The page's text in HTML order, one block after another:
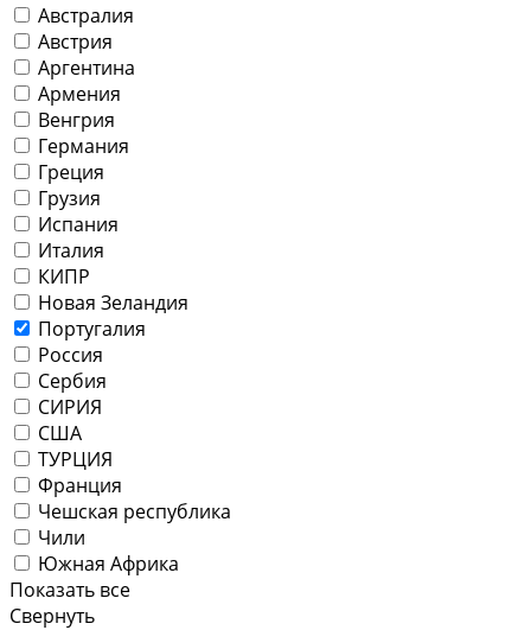
Австралия
Австрия
Аргентина
Армения
Венгрия
Германия
Греция
Грузия
Испания
Италия
КИПР
Новая Зеландия
Португалия
Россия
Сербия
СИРИЯ
США
ТУРЦИЯ
Франция
Чешская республика
Чили
Южная Африка
Показать все
Свернуть